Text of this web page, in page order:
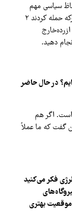
سیاسی مهم
هستند و یا مثل اصفهان به لحاظ صنعتی مهم هستند، مورد هدف هستند. کمااینکه وقتی به فولاد مبارکه حمله کردند ۲
را ازرده‌خارج
دهید.
در حال حاضر
است. اگر هم
گفت که ما عملاً
فکر می‌کنید
بهتری